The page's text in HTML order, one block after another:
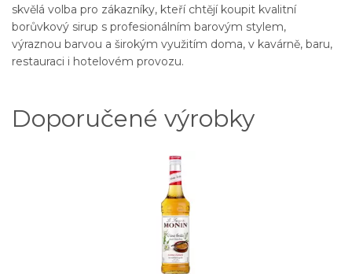
skvělá volba pro zákazníky, kteří chtějí koupit kvalitní
borůvkový sirup s profesionálním barovým stylem,
výraznou barvou a širokým využitím doma, v kavárně, baru,
restauraci i hotelovém provozu.
Doporučené výrobky